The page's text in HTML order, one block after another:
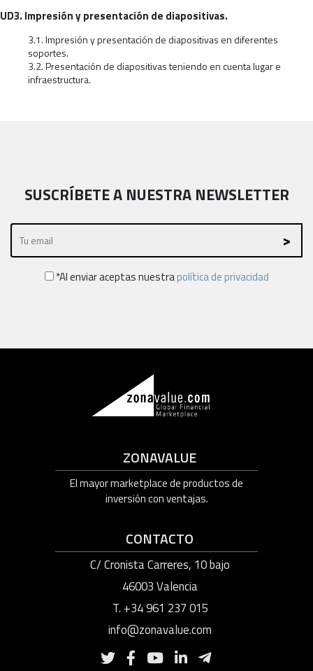
UD3. Impresión y presentación de diapositivas.
3.1. Impresión y presentación de diapositivas en diferentes
soportes.
3.2. Presentación de diapositivas teniendo en cuenta lugar e
infraestructura.
SUSCRÍBETE A NUESTRA NEWSLETTER
*Al enviar aceptas nuestrapolítica de privacidad
ZONAVALUE
El mayor marketplace de productos de
inversión con ventajas.
CONTACTO
C/ Cronista Carreres, 10 bajo
46003 Valencia
T. +34 961 237 015
info@zonavalue.com